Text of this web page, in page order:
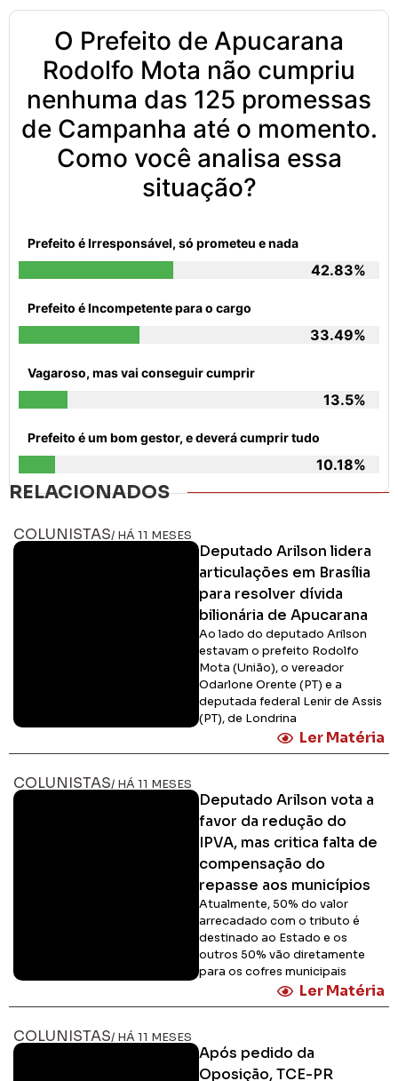
O Prefeito de Apucarana
Rodolfo Mota não cumpriu
nenhuma das 125 promessas
de Campanha até o momento.
Como você analisa essa
situação?
Prefeito é Irresponsável, só prometeu e nada
42.83%
Prefeito é Incompetente para o cargo
33.49%
Vagaroso, mas vai conseguir cumprir
13.5%
Prefeito é um bom gestor, e deverá cumprir tudo
10.18%
RELACIONADOS
COLUNISTAS/ HÁ 11 MESES
Deputado Arilson lidera
articulações em Brasília
para resolver dívida
bilionária de Apucarana
Ao lado do deputado Arilson
estavam o prefeito Rodolfo
Mota (União), o vereador
Odarlone Orente (PT) e a
deputada federal Lenir de Assis
(PT), de Londrina
Ler Matéria
COLUNISTAS/ HÁ 11 MESES
Deputado Arilson vota a
favor da redução do
IPVA, mas critica falta de
compensação do
repasse aos municípios
Atualmente, 50% do valor
arrecadado com o tributo é
destinado ao Estado e os
outros 50% vão diretamente
para os cofres municipais
Ler Matéria
COLUNISTAS/ HÁ 11 MESES
Após pedido da
Oposição, TCE-PR